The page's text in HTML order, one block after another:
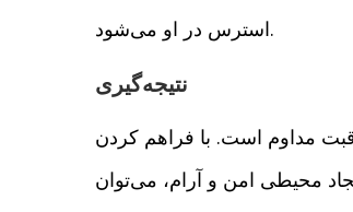
استرس در او می‌شود.
نتیجه‌گیری
مداوم است. با فراهم کردن
محیطی امن و آرام، می‌توان